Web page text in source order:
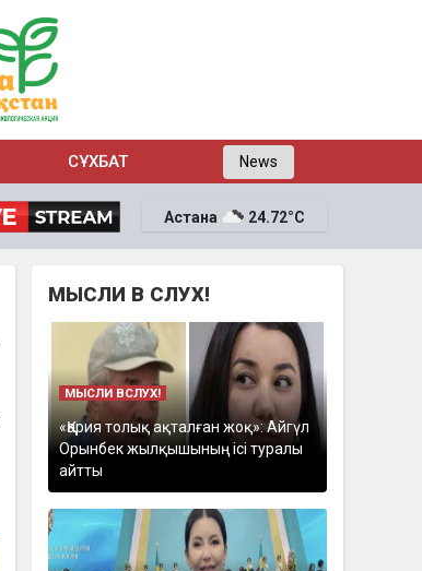
СҰХБАТ News
Астана 24.72°C
МЫСЛИ В СЛУХ!
МЫСЛИ ВСЛУХ!
«Қария толық ақталған жоқ»: Айгүл
Орынбек жылқышының ісі туралы
айтты